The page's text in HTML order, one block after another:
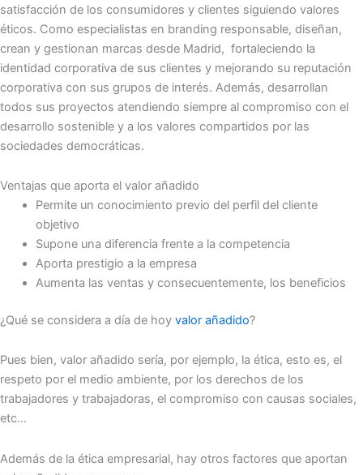
satisfacción de los consumidores y clientes siguiendo valores
éticos. Como especialistas en branding responsable, diseñan,
crean y gestionan marcas desde Madrid, fortaleciendo la
identidad corporativa de sus clientes y mejorando su reputación
corporativa con sus grupos de interés. Además, desarrollan
todos sus proyectos atendiendo siempre al compromiso con el
desarrollo sostenible y a los valores compartidos por las
sociedades democráticas.
Ventajas que aporta el valor añadido
Permite un conocimiento previo del perfil del cliente
objetivo
Supone una diferencia frente a la competencia
Aporta prestigio a la empresa
Aumenta las ventas y consecuentemente, los beneficios
¿Qué se considera a día de hoy valor añadido?
Pues bien, valor añadido sería, por ejemplo, la ética, esto es, el
respeto por el medio ambiente, por los derechos de los
trabajadores y trabajadoras, el compromiso con causas sociales,
etc…
Además de la ética empresarial, hay otros factores que aportan